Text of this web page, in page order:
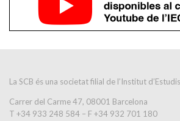
La SCB és una societat filial de l’Institut
Carrer del Carme 47, 08001 Barcelona
T +34 933 248 584 – F +34 932 701 180